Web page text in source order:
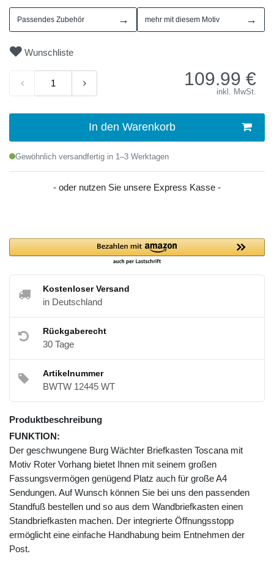
Passendes Zubehör → mehr mit diesem Motiv →
Wunschliste
109.99 €
inkl. MwSt.
In den Warenkorb
Gewöhnlich versandfertig in 1–3 Werktagen
- oder nutzen Sie unsere Express Kasse -
Kostenloser Versand
in Deutschland
Rückgaberecht
30 Tage
Artikelnummer
BWTW 12445 WT
Produktbeschreibung
FUNKTION:
Der geschwungene Burg Wächter Briefkasten Toscana mit
Motiv Roter Vorhang bietet Ihnen mit seinem großen
Fassungsvermögen genügend Platz auch für große A4
Sendungen. Auf Wunsch können Sie bei uns den passenden
Standfuß bestellen und so aus dem Wandbriefkasten einen
Standbriefkasten machen. Der integrierte Öffnungsstopp
ermöglicht eine einfache Handhabung beim Entnehmen der
Post.